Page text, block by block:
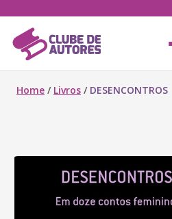
Home / Livros / DESENCONTROS